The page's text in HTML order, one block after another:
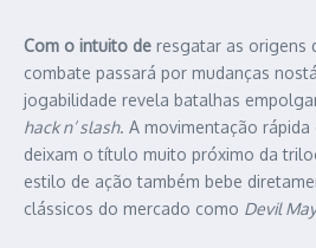
Com o intuito de resgatar as origens
combate passará por mudanças
jogabilidade revela batalhas
hack n’ slash. A movimentação
deixam o título muito próximo da
estilo de ação também bebe
clássicos do mercado como Devil